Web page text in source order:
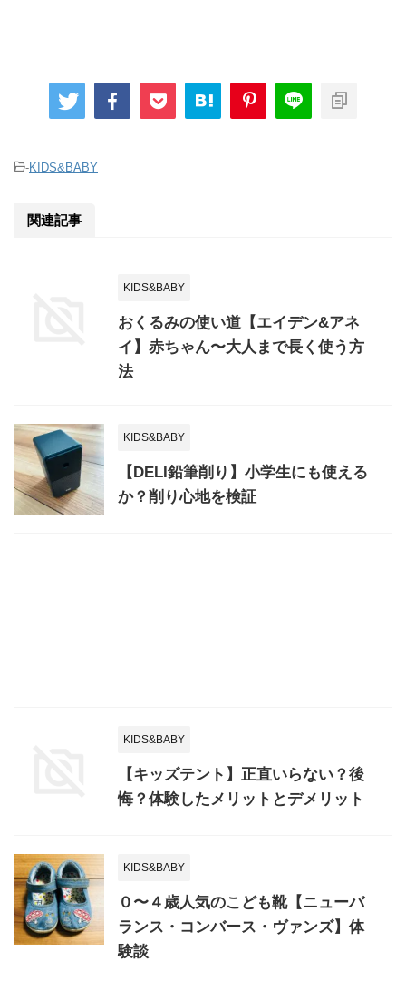
-KIDS&BABY
関連記事
KIDS&BABY
おくるみの使い道【エイデン&アネ
イ】赤ちゃん〜大人まで長く使う方
法
KIDS&BABY
【DELI鉛筆削り】小学生にも使える
か？削り心地を検証
KIDS&BABY
【キッズテント】正直いらない？後
悔？体験したメリットとデメリット
KIDS&BABY
０〜４歳人気のこども靴【ニューバ
ランス・コンバース・ヴァンズ】体
験談